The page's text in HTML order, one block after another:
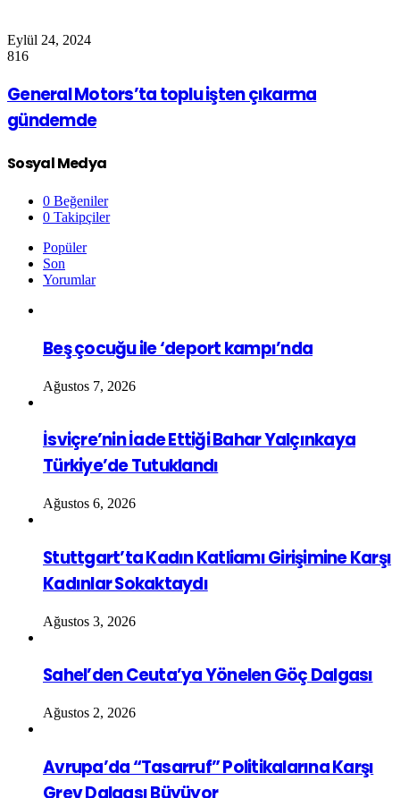
Eylül 24, 2024
816
General Motors’ta toplu işten çıkarma
gündemde
Sosyal Medya
0 Beğeniler
0 Takipçiler
Popüler
Son
Yorumlar
Beş çocuğu ile ‘deport kampı’nda
Ağustos 7, 2026
İsviçre’nin İade Ettiği Bahar Yalçınkaya
Türkiye’de Tutuklandı
Ağustos 6, 2026
Stuttgart’ta Kadın Katliamı Girişimine Karşı
Kadınlar Sokaktaydı
Ağustos 3, 2026
Sahel’den Ceuta’ya Yönelen Göç Dalgası
Ağustos 2, 2026
Avrupa’da “Tasarruf” Politikalarına Karşı
Grev Dalgası Büyüyor